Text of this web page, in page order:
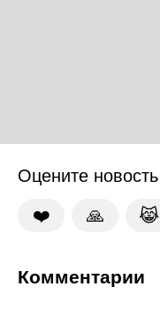
Оцените новость
❤️ 🙏 😹
Комментарии